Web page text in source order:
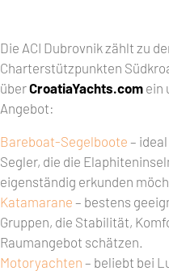
Die ACI Dubrovnik zählt zu
Charterstützpunkten
überCroatiaYachts.com ein
Angebot:
Bareboat-Segelboote –
Segler, die die
eigenständig erkunden
Katamarane – bestens
Gruppen, die Stabilität,
Raumangebot schätzen.
Motoryachten – beliebt bei